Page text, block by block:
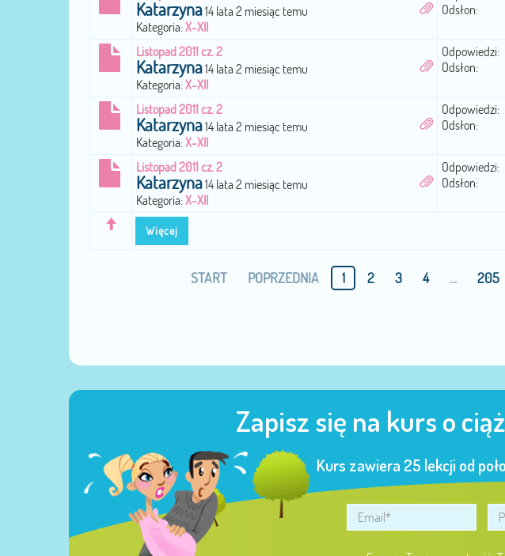
Więcej
Katarzyna14 lata 2 miesiąc temu
Kategoria:X-XII
Odsłon:
Listopad 2011 cz. 2
Katarzyna14 lata 2 miesiąc temu
Kategoria:X-XII
Odpowiedzi:
Odsłon:
Listopad 2011 cz. 2
Katarzyna14 lata 2 miesiąc temu
Kategoria:X-XII
Odpowiedzi:
Odsłon:
Listopad 2011 cz. 2
Katarzyna14 lata 2 miesiąc temu
Kategoria:X-XII
Odpowiedzi:
Odsłon:
START POPRZEDNIA 1 2 3 4 ... 205
Zapisz się na kurs o
Kurs zawiera 25 lekcji od